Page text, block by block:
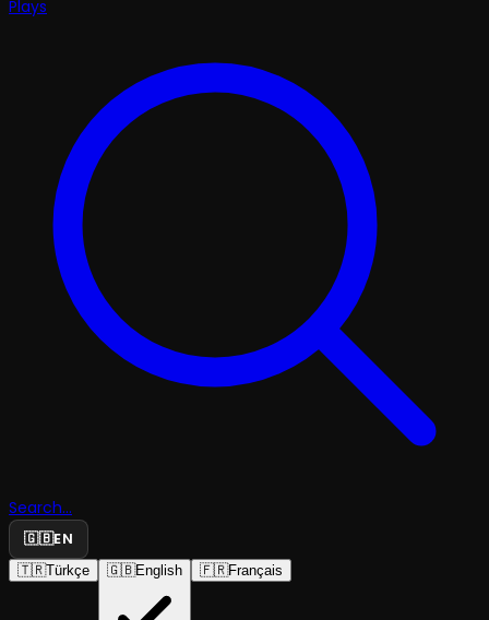
Plays
Search...
🇬🇧EN
🇹🇷Türkçe 🇬🇧English 🇫🇷Français